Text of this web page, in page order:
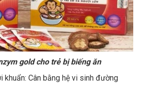
gold cho trẻ bị biếng ăn
khuẩn: Cân bằng hệ vi sinh đường